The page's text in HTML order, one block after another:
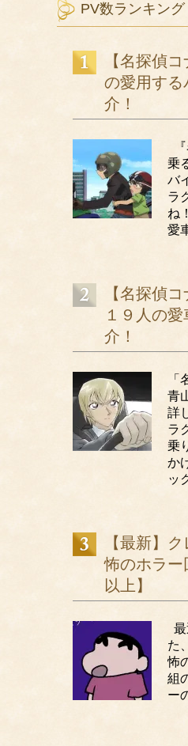
Don’t Wanna
少女の頃に戻
ゆるぎないもの
翼を広げて/
Everlasting/B’z
ワンモアタイ
PV数ランキング
【名探偵
の愛用する
介！
乗
バ
ラ
ね
愛
【名探偵
１９人の
介！
青
詳
ラ
乗
か
ッ
【最新】
怖のホラー
以上】
た
怖
組
ー